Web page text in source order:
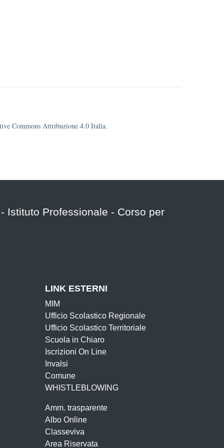
Commons Attribuzione 4.0 Italia.
Istituto Professionale - Corso per
LINK ESTERNI
MIM
Ufficio Scolastico Regionale
Ufficio Scolastico Territoriale
Scuola in Chiaro
Iscrizioni On Line
Invalsi
Comune
WHISTLEBLOWING
Amm. trasparente
Albo Online
Classeviva
Area Riservata